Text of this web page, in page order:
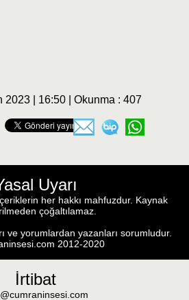
2023 | 16:50 | Okunma : 407
Uyarı
her hakkı mahfuzdur. Kaynak
çoğaltılamaz.
ve yorumlardan yazanları sorumludur.
2012-2020
İrtibat